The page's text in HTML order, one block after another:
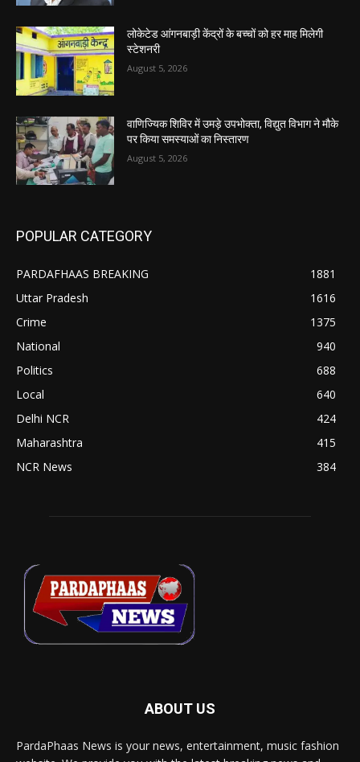
लोकेटेड आंगनबाड़ी केंद्रों के बच्चों को हर माह मिलेगी
स्टेशनरी
August 5, 2026
वाणिज्यिक शिविर में उमड़े उपभोक्ता, विद्युत विभाग ने मौके
पर किया समस्याओं का निस्तारण
August 5, 2026
POPULAR CATEGORY
PARDAFHAAS BREAKING
1881
Uttar Pradesh
1616
Crime
1375
National
940
Politics
688
Local
640
Delhi NCR
424
Maharashtra
415
NCR News
384
ABOUT US
PardaPhaas News is your news, entertainment, music fashion